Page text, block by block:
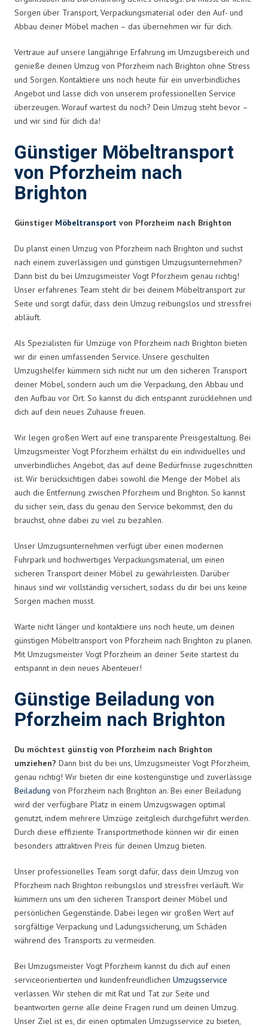
Sorgen über Transport, Verpackungsmaterial oder den Auf- und
Abbau deiner Möbel machen – das übernehmen wir für dich.
Vertraue auf unsere langjährige Erfahrung im Umzugsbereich und
genieße deinen Umzug von Pforzheim nach Brighton ohne Stress
und Sorgen. Kontaktiere uns noch heute für ein unverbindliches
Angebot und lasse dich von unserem professionellen Service
überzeugen. Worauf wartest du noch? Dein Umzug steht bevor –
und wir sind für dich da!
Günstiger Möbeltransport
von Pforzheim nach
Brighton
Günstiger Möbeltransport von Pforzheim nach Brighton
Du planst einen Umzug von Pforzheim nach Brighton und suchst
nach einem zuverlässigen und günstigen Umzugsunternehmen?
Dann bist du bei Umzugsmeister Vogt Pforzheim genau richtig!
Unser erfahrenes Team steht dir bei deinem Möbeltransport zur
Seite und sorgt dafür, dass dein Umzug reibungslos und stressfrei
abläuft.
Als Spezialisten für Umzüge von Pforzheim nach Brighton bieten
wir dir einen umfassenden Service. Unsere geschulten
Umzugshelfer kümmern sich nicht nur um den sicheren Transport
deiner Möbel, sondern auch um die Verpackung, den Abbau und
den Aufbau vor Ort. So kannst du dich entspannt zurücklehnen und
dich auf dein neues Zuhause freuen.
Wir legen großen Wert auf eine transparente Preisgestaltung. Bei
Umzugsmeister Vogt Pforzheim erhältst du ein individuelles und
unverbindliches Angebot, das auf deine Bedürfnisse zugeschnitten
ist. Wir berücksichtigen dabei sowohl die Menge der Möbel als
auch die Entfernung zwischen Pforzheim und Brighton. So kannst
du sicher sein, dass du genau den Service bekommst, den du
brauchst, ohne dabei zu viel zu bezahlen.
Unser Umzugsunternehmen verfügt über einen modernen
Fuhrpark und hochwertiges Verpackungsmaterial, um einen
sicheren Transport deiner Möbel zu gewährleisten. Darüber
hinaus sind wir vollständig versichert, sodass du dir bei uns keine
Sorgen machen musst.
Warte nicht länger und kontaktiere uns noch heute, um deinen
günstigen Möbeltransport von Pforzheim nach Brighton zu planen.
Mit Umzugsmeister Vogt Pforzheim an deiner Seite startest du
entspannt in dein neues Abenteuer!
Günstige Beiladung von
Pforzheim nach Brighton
Du möchtest günstig von Pforzheim nach Brighton
umziehen? Dann bist du bei uns, Umzugsmeister Vogt Pforzheim,
genau richtig! Wir bieten dir eine kostengünstige und zuverlässige
Beiladung von Pforzheim nach Brighton an. Bei einer Beiladung
wird der verfügbare Platz in einem Umzugswagen optimal
genutzt, indem mehrere Umzüge zeitgleich durchgeführt werden.
Durch diese effiziente Transportmethode können wir dir einen
besonders attraktiven Preis für deinen Umzug bieten.
Unser professionelles Team sorgt dafür, dass dein Umzug von
Pforzheim nach Brighton reibungslos und stressfrei verläuft. Wir
kümmern uns um den sicheren Transport deiner Möbel und
persönlichen Gegenstände. Dabei legen wir großen Wert auf
sorgfältige Verpackung und Ladungssicherung, um Schäden
während des Transports zu vermeiden.
Bei Umzugsmeister Vogt Pforzheim kannst du dich auf einen
serviceorientierten und kundenfreundlichen Umzugsservice
verlassen. Wir stehen dir mit Rat und Tat zur Seite und
beantworten gerne alle deine Fragen rund um deinen Umzug.
Unser Ziel ist es, dir einen optimalen Umzugsservice zu bieten,